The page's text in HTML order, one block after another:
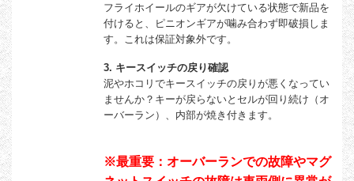
フライホイールのギアが欠けている状態で新品を
付けると、ピニオンギアが噛み合わず即破損しま
す。これは保証対象外です。
3. キースイッチの戻り確認
泥やホコリでキースイッチの戻りが悪くなってい
ませんか？キーが戻らないとセルが回り続け（オ
ーバーラン）、内部が焼き付きます。
※最重要：オーバーランでの故障やマグ